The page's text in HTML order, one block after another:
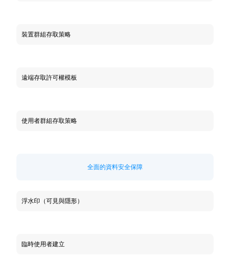
裝置群組存取策略
遠端存取許可權模板
使用者群組存取策略
全面的資料安全保障
浮水印（可見與隱形）
臨時使用者建立